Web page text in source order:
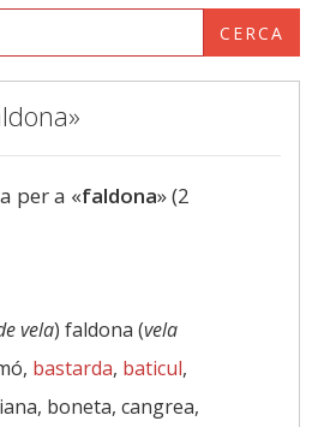
CERCA
per a «faldona» (2
vela) faldona (vela
bastarda, baticul,
boneta, cangrea,